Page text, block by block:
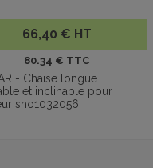
66,40 € HT
80.34 € TTC
- Chaise longue
et inclinable pour
sho1032056